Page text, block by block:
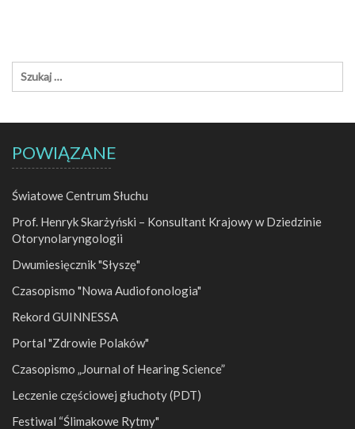
POWIĄZANE
Światowe Centrum Słuchu
Prof. Henryk Skarżyński – Konsultant Krajowy w Dziedzinie
Otorynolaryngologii
Dwumiesięcznik "Słyszę"
Czasopismo "Nowa Audiofonologia"
Rekord GUINNESSA
Portal "Zdrowie Polaków"
Czasopismo „Journal of Hearing Science”
Leczenie częściowej głuchoty (PDT)
Festiwal “Ślimakowe Rytmy"